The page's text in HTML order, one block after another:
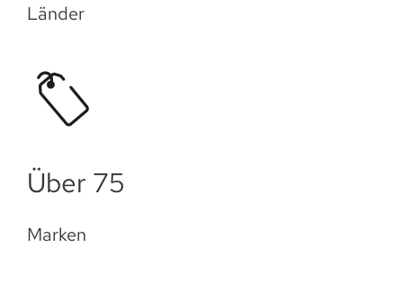
Länder
Über 75
Marken